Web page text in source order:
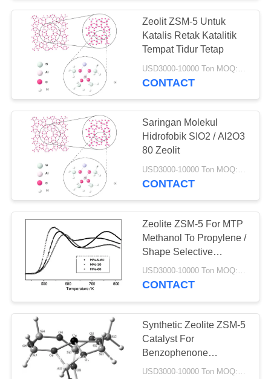
KASUS
SITEMAP
PRIVACY
POLICY
SAPO-34 Zeolite
TS-1 Zeolite
Katalis HTS
10
Zeolit ​​ZSM-5 Untuk
Katalis Retak Katalitik
Tempat Tidur Tetap
CONTACT
Saringan Molekul
Hidrofobik SIO2 / Al2O3
80 Zeolit
USD3000-10000 Ton MOQ:1 KG
CONTACT
Zeolite ZSM-5 For MTP
Methanol To Propylene /
Shape Selective
Catalysis
USD3000-10000 Ton MOQ:1 KG
CONTACT
Synthetic Zeolite ZSM-5
Catalyst For
Benzophenone
Isomerization
USD3000-10000 Ton MOQ:1 KG